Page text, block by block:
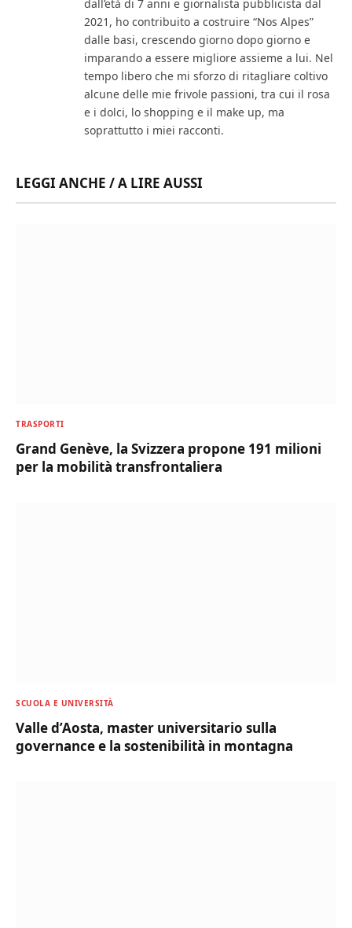
dall’età di 7 anni e giornalista pubblicista dal
2021, ho contribuito a costruire “Nos Alpes”
dalle basi, crescendo giorno dopo giorno e
imparando a essere migliore assieme a lui. Nel
tempo libero che mi sforzo di ritagliare coltivo
alcune delle mie frivole passioni, tra cui il rosa
e i dolci, lo shopping e il make up, ma
soprattutto i miei racconti.
LEGGI ANCHE / A LIRE AUSSI
TRASPORTI
Grand Genève, la Svizzera propone 191 milioni
per la mobilità transfrontaliera
SCUOLA E UNIVERSITÀ
Valle d’Aosta, master universitario sulla
governance e la sostenibilità in montagna